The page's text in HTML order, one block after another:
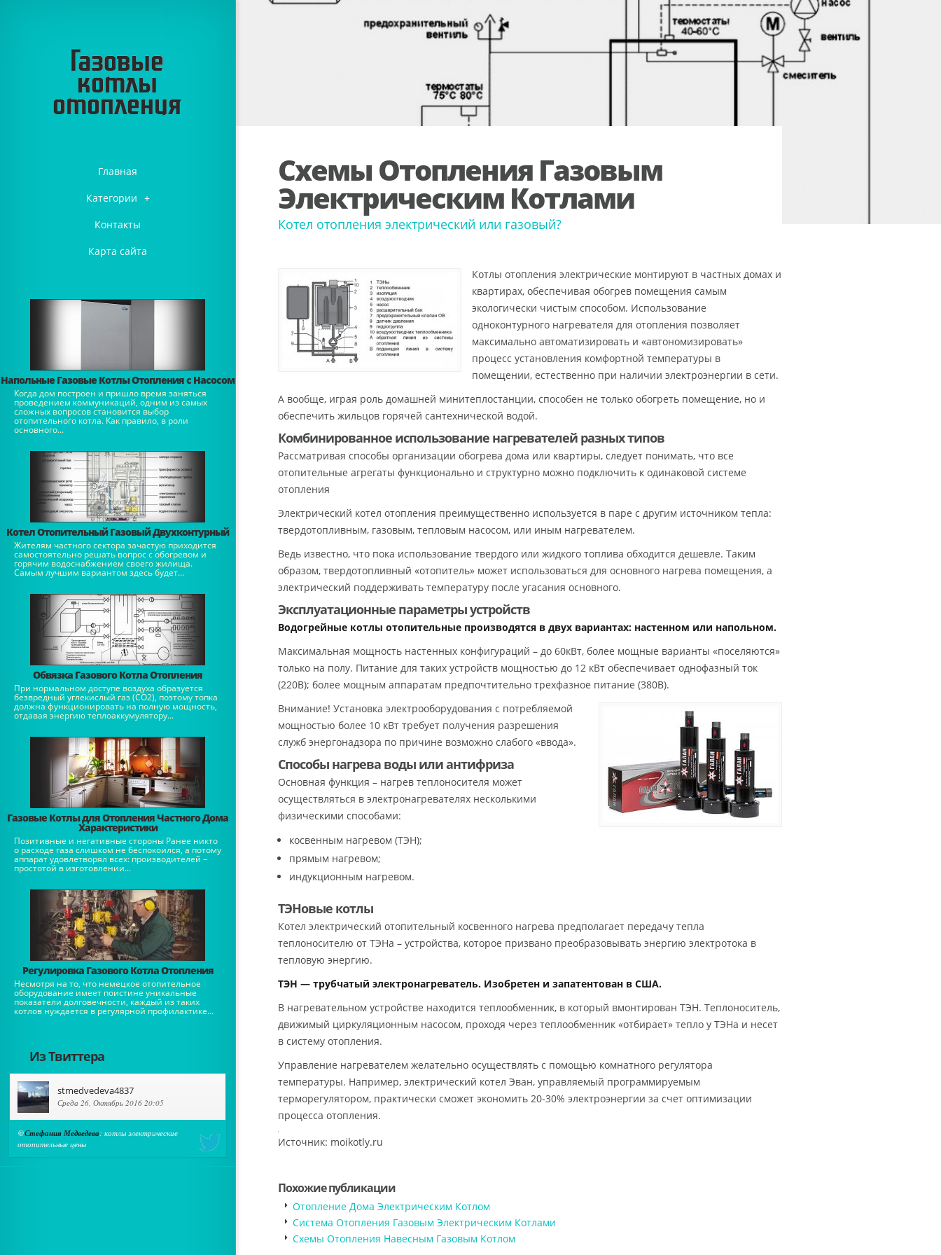
Главная
Категории +
Контакты
Карта сайта
Напольные Газовые Котлы Отопления с Насосом
Когда дом построен и пришло время заняться
проведением коммуникаций, одним из самых
сложных вопросов становится выбор
отопительного котла. Как правило, в роли
основного...
Котел Отопительный Газовый Двухконтурный
Жителям частного сектора зачастую приходится
самостоятельно решать вопрос с обогревом и
горячим водоснабжением своего жилища.
Самым лучшим вариантом здесь будет...
Обвязка Газового Котла Отопления
При нормальном доступе воздуха образуется
безвредный углекислый газ (СО2), поэтому топка
должна функционировать на полную мощность,
отдавая энергию теплоаккумулятору...
Газовые Котлы для Отопления Частного Дома
Характеристики
Позитивные и негативные стороны Ранее никто
о расходе газа слишком не беспокоился, а потому
аппарат удовлетворял всех: производителей –
простотой в изготовлении...
Регулировка Газового Котла Отопления
Несмотря на то, что немецкое отопительное
оборудование имеет поистине уникальные
показатели долговечности, каждый из таких
котлов нуждается в регулярной профилактике...
Из Твиттера
stmedvedeva4837
Среда 26, Октябрь 2016 20:05
@Стефания Медведева: котлы электрические
отопительные цены
Схемы Отопления Газовым
Электрическим Котлами
Котел отопления электрический или газовый?
Котлы отопления электрические монтируют в частных домах и
квартирах, обеспечивая обогрев помещения самым
экологически чистым способом. Использование
одноконтурного нагревателя для отопления позволяет
максимально автоматизировать и «автономизировать»
процесс установления комфортной температуры в
помещении, естественно при наличии электроэнергии в сети.
А вообще, играя роль домашней минитеплостанции, способен не только обогреть помещение, но и
обеспечить жильцов горячей сантехнической водой.
Комбинированное использование нагревателей разных типов
Рассматривая способы организации обогрева дома или квартиры, следует понимать, что все
отопительные агрегаты функционально и структурно можно подключить к одинаковой системе
отопления
Электрический котел отопления преимущественно используется в паре с другим источником тепла:
твердотопливным, газовым, тепловым насосом, или иным нагревателем.
Ведь известно, что пока использование твердого или жидкого топлива обходится дешевле. Таким
образом, твердотопливный «отопитель» может использоваться для основного нагрева помещения, а
электрический поддерживать температуру после угасания основного.
Эксплуатационные параметры устройств
Водогрейные котлы отопительные производятся в двух вариантах: настенном или напольном.
Максимальная мощность настенных конфигураций – до 60кВт, более мощные варианты «поселяются»
только на полу. Питание для таких устройств мощностью до 12 кВт обеспечивает однофазный ток
(220В); более мощным аппаратам предпочтительно трехфазное питание (380В).
Внимание! Установка электрооборудования с потребляемой
мощностью более 10 кВт требует получения разрешения
служб энергонадзора по причине возможно слабого «ввода».
Способы нагрева воды или антифриза
Основная функция – нагрев теплоносителя может
осуществляться в электронагревателях несколькими
физическими способами:
косвенным нагревом (ТЭН);
прямым нагревом;
индукционным нагревом.
ТЭНовые котлы
Котел электрический отопительный косвенного нагрева предполагает передачу тепла
теплоносителю от ТЭНа – устройства, которое призвано преобразовывать энергию электротока в
тепловую энергию.
ТЭН — трубчатый электронагреватель. Изобретен и запатентован в США.
В нагревательном устройстве находится теплообменник, в который вмонтирован ТЭН. Теплоноситель,
движимый циркуляционным насосом, проходя через теплообменник «отбирает» тепло у ТЭНа и несет
в систему отопления.
Управление нагревателем желательно осуществлять с помощью комнатного регулятора
температуры. Например, электрический котел Эван, управляемый программируемым
терморегулятором, практически сможет экономить 20-30% электроэнергии за счет оптимизации
процесса отопления.
Источник: moikotly.ru
Похожие публикации
Отопление Дома Электрическим Котлом
Система Отопления Газовым Электрическим Котлами
Схемы Отопления Навесным Газовым Котлом